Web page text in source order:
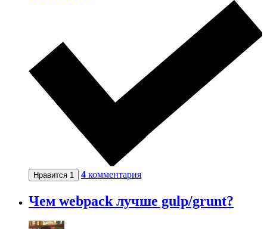
Нравится 1 4 комментария
Чем webpack лучше gulp/grunt?